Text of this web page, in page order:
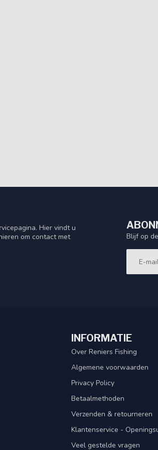
Hier vindt u
om contact met
Blijf op
INFORMATIE
Over Reniers Fishing
Algemene voorwaarden
Privacy Policy
Betaalmethoden
Verzenden & retourneren
Klantenservice -
Veel gestelde vragen